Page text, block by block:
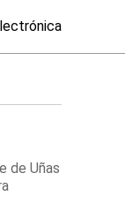
de Uñas